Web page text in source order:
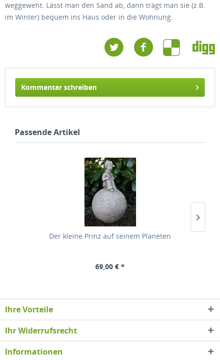
weggeweht. Lässt man den Sand ab, dann trägt man sie (z.B.
im Winter) bequem ins Haus oder in die Wohnung.
Kommentar schreiben
Passende Artikel
Der kleine Prinz auf seinem Planeten
69,00 € *
Ihre Vorteile
Ihr Widerrufsrecht
Informationen